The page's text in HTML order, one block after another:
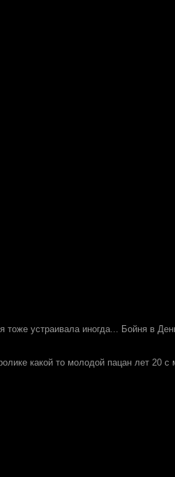
устраивала иногда... Бойня в
какой то молодой пацан лет 20